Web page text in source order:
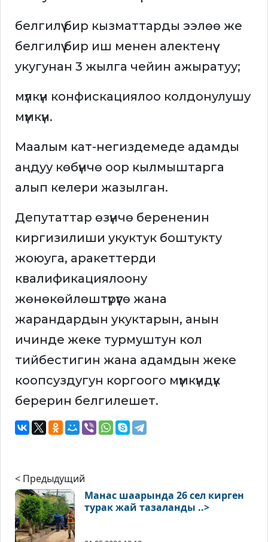
белгилүү бир кызматтарды ээлөө же
белгилүү бир иш менен алектенүү
укугунан 3 жылга чейин ажыратуу;
мүлкүн конфискациялоо колдонулушу
мүмкүн.
Маалым кат-негиздемеде адамды
аңдуу көбүнчө оор кылмыштарга
алып келери жазылган.
Депутаттар өзүнчө берененин
киргизилиши укуктук боштукту
жоюуга, аракеттерди
квалификациялоону
жөнөкөйлөштүрүүгө жана
жарандардын укуктарын, анын
ичинде жеке турмуштун кол
тийбестигин жана адамдын жеке
коопсуздугун коргоого мүмкүндүк
берерин белгилешет.
< Предыдущий
Манас шаарында 26 сел кирген
турак жай тазаланды ..>